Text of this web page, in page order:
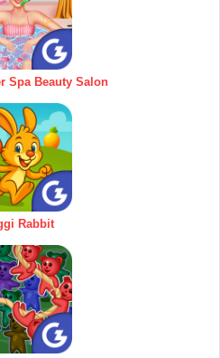
Spa Beauty Salon
Rabbit